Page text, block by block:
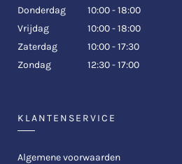
Donderdag
10:00 - 18:00
Vrijdag
10:00 - 18:00
Zaterdag
10:00 - 17:30
Zondag
12:30 - 17:00
KLANTENSERVICE
Algemene voorwaarden